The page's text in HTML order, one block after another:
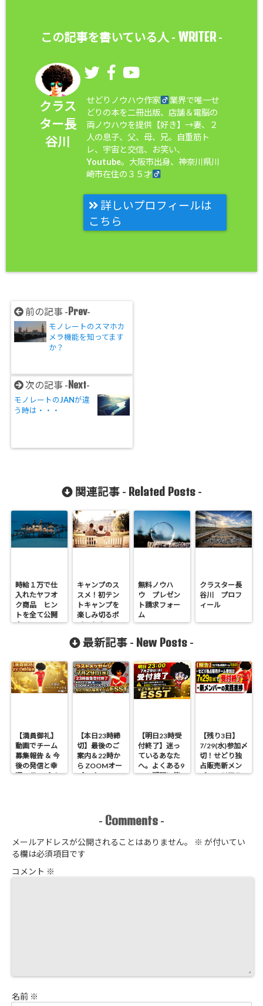
この記事を書いている人 - WRITER-
クラス
ター長
谷川
せどりノウハウ作家
業界で唯一せ
どりの本を二冊出版、店舗＆電脳の
両ノウハウを提供【好き】→妻、２
人の息子、父、母、兄。自重筋ト
レ、宇宙と交信、お笑い、
Youtube。大阪市出身、神奈川県川
崎市在住の３５才
詳しいプロフィールは
こちら
前の記事 -Prev-
モノレートのスマホカ
メラ機能を知ってます
か？
次の記事 -Next-
モノレートのJANが違
う時は・・・
関連記事 - Related Posts-
時給１万で仕
入れたヤフオ
ク商品 ヒン
トを全て公開
♪
キャンプのス
スメ！初テン
トキャンプを
楽しみ切るポ
イント３
無料ノウハ
ウ プレゼン
ト請求フォー
ム
クラスター長
谷川 プロフ
ィール
最新記事 - New Posts -
【満員御礼】
動画でチーム
募集報告 ＆ 今
後の発信と幸
運のラッパイ
【本日23時締
切】最後のご
案内＆22時か
ら ZOOMオー
プンオフィス
【明日23時受
付終了】迷っ
ているあなた
へ。よくある9
つの疑問に答
【残り3日】
7/29(水)参加〆
切！せどり独
占販売新メン
バーのリアル
- Comments -
メールアドレスが公開されることはありません。 ※ が付いてい
る欄は必須項目です
コメント ※
名前 ※